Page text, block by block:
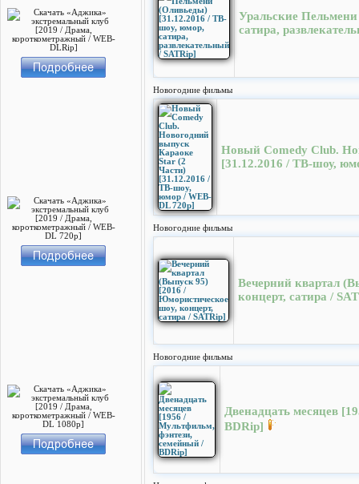
Уральские
сатира,
Новогодние фильмы
Новый Comedy Club.
[31.12.2016 / ТВ-шоу,
Новогодние фильмы
Вечерний квартал
концерт, сатира /
Новогодние фильмы
Двенадцать месяцев
BDRip]